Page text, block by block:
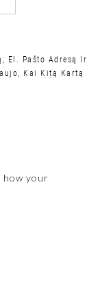
El. Pašto Adresą Ir
Kai Kitą Kartą
how your